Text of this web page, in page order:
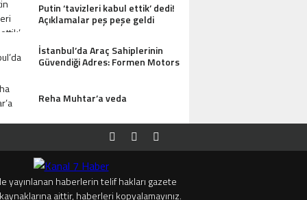
Putin ‘tavizleri kabul ettik’ dedi!
Açıklamalar peş peşe geldi
İstanbul’da Araç Sahiplerinin
Güvendiği Adres: Formen Motors
Reha Muhtar’a veda
yayınlanan haberlerin telif hakları gazete
aittir, haberleri kopyalamayınız.